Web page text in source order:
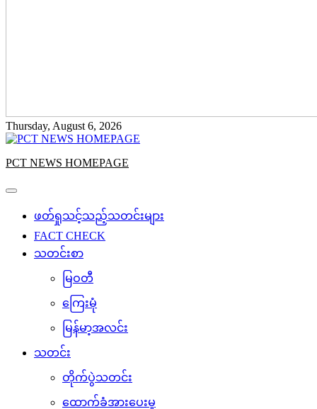
Thursday, August 6, 2026
PCT NEWS HOMEPAGE
ဖတ်ရှုသင့်သည့်သတင်းများ
FACT CHECK
သတင်းစာ
မြဝတီ
ကြေးမုံ
မြန်မာ့အလင်း
သတင်း
တိုက်ပွဲသတင်း
ထောက်ခံအားပေးမှု